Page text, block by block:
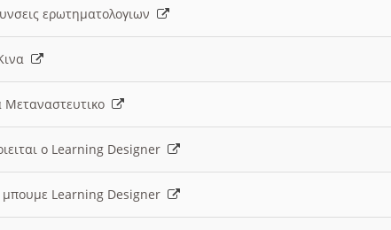
ερωτηματολογιων
Μεταναστευτικο
ο Learning Designer
μπουμε Learning Designer